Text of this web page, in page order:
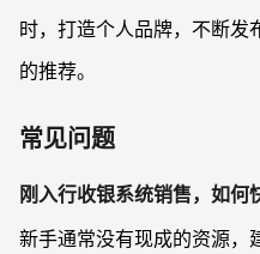
时，打造个人品牌，不断发
的推荐。
常见问题
刚入行收银系统销售，如何
新手通常没有现成的资源，